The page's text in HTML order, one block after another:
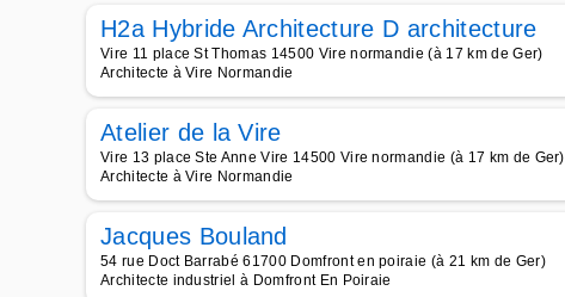
H2a Hybride Architecture D architecture
Vire 11 place St Thomas 14500 Vire normandie (à 17 km de Ger)
Architecte à Vire Normandie
Atelier de la Vire
Vire 13 place Ste Anne Vire 14500 Vire normandie (à 17 km de Ger)
Architecte à Vire Normandie
Jacques Bouland
54 rue Doct Barrabé 61700 Domfront en poiraie (à 21 km de Ger)
Architecte industriel à Domfront En Poiraie